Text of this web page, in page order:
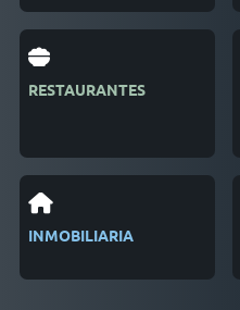
RESTAURANTES
INMOBILIARIA